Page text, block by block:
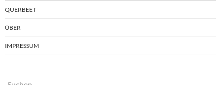
QUERBEET
ÜBER
IMPRESSUM
Suchen